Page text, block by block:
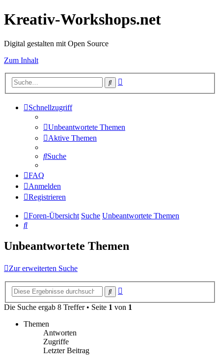
Kreativ-Workshops.net
Digital gestalten mit Open Source
Zum Inhalt
Suche
Schnellzugriff
Unbeantwortete Themen
Aktive Themen
Suche
FAQ
Anmelden
Registrieren
Foren-Übersicht Suche Unbeantwortete Themen
Suche
Unbeantwortete Themen
Zur erweiterten Suche
Suche
Die Suche ergab 8 Treffer • Seite 1 von 1
Themen
Antworten
Zugriffe
Letzter Beitrag